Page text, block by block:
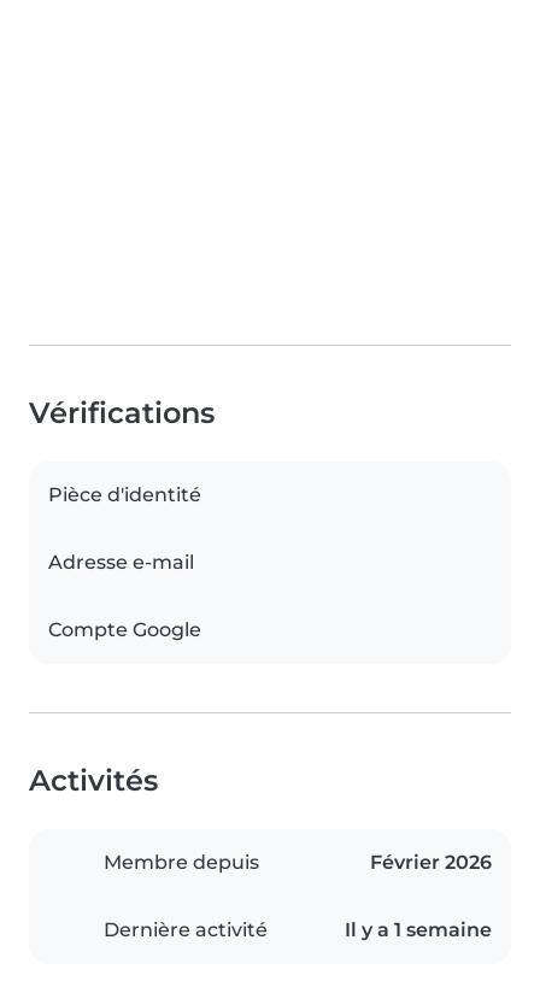
Vérifications
Pièce d'identité
Adresse e-mail
Compte Google
Activités
Membre depuis Février 2026
Dernière activité Il y a 1 semaine